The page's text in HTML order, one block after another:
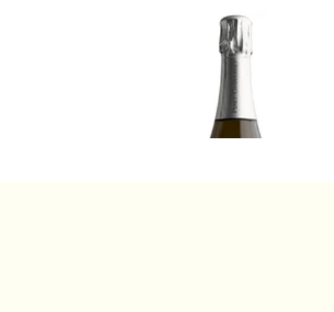
テロワール・エ・サンス、ブラン・ドゥ・
ブラン、グラン・クリュ、 ペルプテュア
ル・レゼルヴ、エクストラ・ブリュット、
¥19,800 (税込) - 750ml